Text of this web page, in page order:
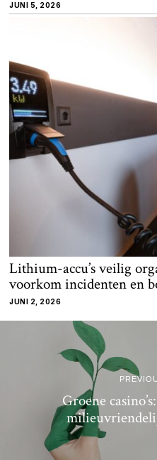
JUNI 5, 2026
Lithium-accu’s veilig
voorkom incidenten en
JUNI 2, 2026
Groene